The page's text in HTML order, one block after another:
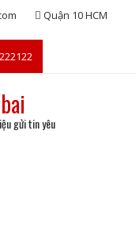
Quận 10 HCM
gửi tin yêu